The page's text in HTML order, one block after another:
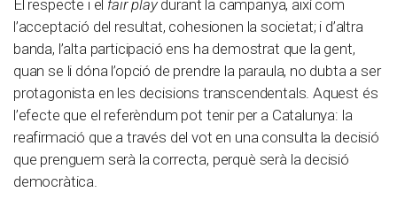
El respecte i el fair playdurant la campanya, així com
l’acceptació del resultat, cohesionen la societat; i d’altra
banda, l’alta participació ens ha demostrat que la gent,
quan se li dóna l’opció de prendre la paraula, no dubta a ser
protagonista en les decisions transcendentals. Aquest és
l’efecte que el referèndum pot tenir per a Catalunya: la
reafirmació que a través del vot en una consulta la decisió
que prenguem serà la correcta, perquè serà la decisió
democràtica.